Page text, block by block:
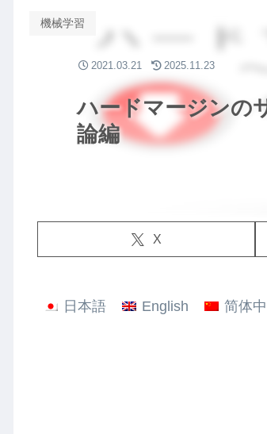
ハードマージンの
論編
機械学習
X
2021.03.21 2025.11.23
日本語 English 简体